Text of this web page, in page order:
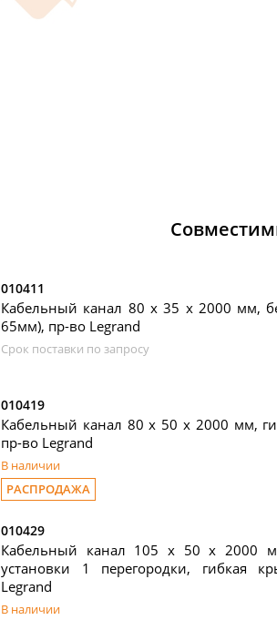
010411
Кабельный канал 80 х 35 x 2000 мм,
65мм), пр-во Legrand
Срок поставки по запросу
010419
Кабельный канал 80 х 50 x 2000 мм,
пр-во Legrand
В наличии
РАСПРОДАЖА
010429
Кабельный канал 105 х 50 x 2000
установки 1 перегородки, гибкая
Legrand
В наличии